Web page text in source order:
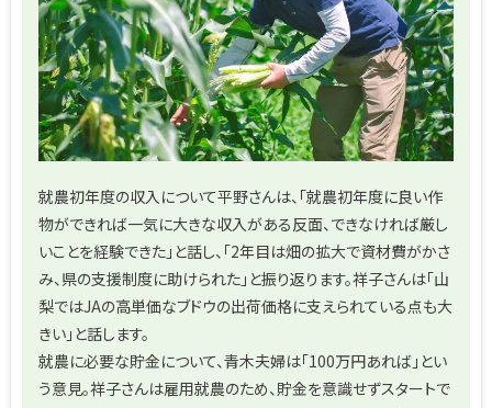
就農初年度の収入について平野さんは、「就農初年度に良い作
物ができれば一気に大きな収入がある反面、できなければ厳し
いことを経験できた」と話し、「2年目は畑の拡大で資材費がかさ
み、県の支援制度に助けられた」と振り返ります。祥子さんは「山
梨ではJAの高単価なブドウの出荷価格に支えられている点も大
きい」と話します。
就農に必要な貯金について、青木夫婦は「100万円あれば」とい
う意見。祥子さんは雇用就農のため、貯金を意識せずスタートで